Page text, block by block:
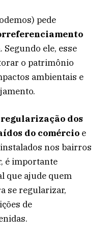
pede
Segundo ele, esse
o patrimônio
ambientais e
regularização dos
do comércio e
nos bairros
é importante
que ajude quem
se regularizar,
de